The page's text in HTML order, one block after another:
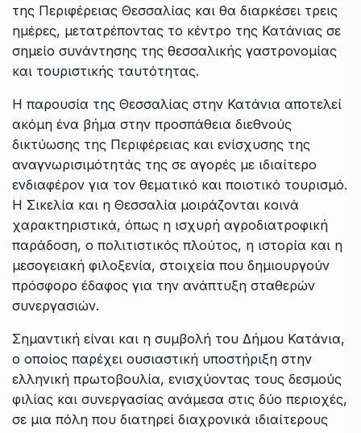
της Περιφέρειας Θεσσαλίας και θα διαρκέσει τρεις
ημέρες, μετατρέποντας το κέντρο της Κατάνιας σε
σημείο συνάντησης της θεσσαλικής γαστρονομίας
και τουριστικής ταυτότητας.
Η παρουσία της Θεσσαλίας στην Κατάνια αποτελεί
ακόμη ένα βήμα στην προσπάθεια διεθνούς
δικτύωσης της Περιφέρειας και ενίσχυσης της
αναγνωρισιμότητάς της σε αγορές με ιδιαίτερο
ενδιαφέρον για τον θεματικό και ποιοτικό τουρισμό.
Η Σικελία και η Θεσσαλία μοιράζονται κοινά
χαρακτηριστικά, όπως η ισχυρή αγροδιατροφική
παράδοση, ο πολιτιστικός πλούτος, η ιστορία και η
μεσογειακή φιλοξενία, στοιχεία που δημιουργούν
πρόσφορο έδαφος για την ανάπτυξη σταθερών
συνεργασιών.
Σημαντική είναι και η συμβολή του Δήμου Κατάνια,
ο οποίος παρέχει ουσιαστική υποστήριξη στην
ελληνική πρωτοβουλία, ενισχύοντας τους δεσμούς
φιλίας και συνεργασίας ανάμεσα στις δύο περιοχές,
σε μια πόλη που διατηρεί διαχρονικά ιδιαίτερους